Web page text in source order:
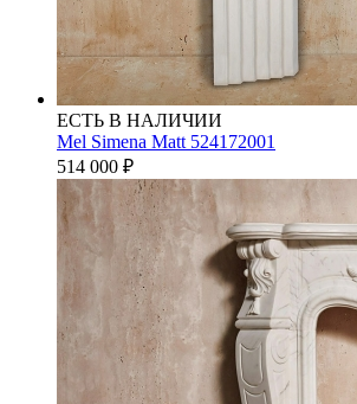
ЕСТЬ В НАЛИЧИИ
Mel Simena Matt 524172001
514 000 ₽